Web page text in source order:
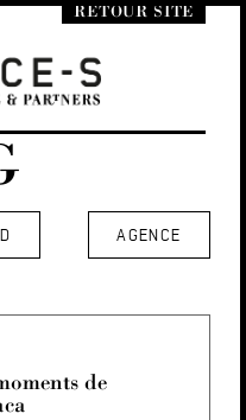
RETOUR SITE
AGENCE
de